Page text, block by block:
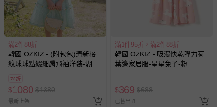
滿2件88折
韓國 OZKIZ - (附包包)清新格
紋球球點綴細肩飛袖洋裝-湖水
78折
$1080 $1380
最新上架
滿1件95折，滿2件88折
韓國 OZKIZ - 吸濕快乾彈力荷
葉邊家居服-星星兔子-粉
$369 $688
已售出 8